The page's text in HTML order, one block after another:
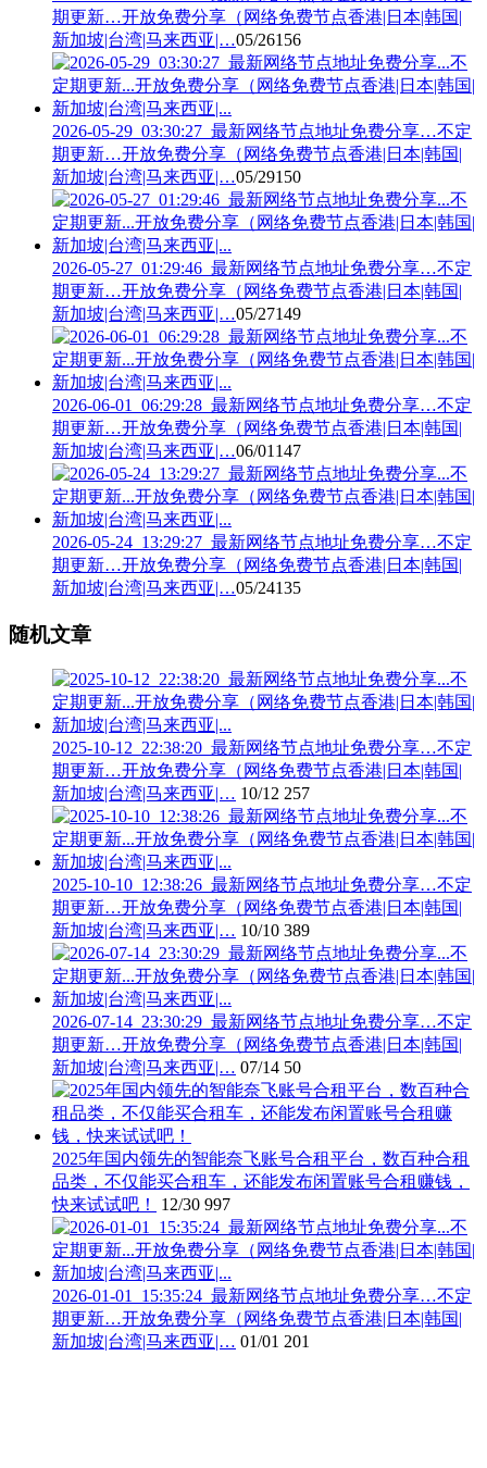
期更新…开放免费分享（网络免费节点香港|日本|韩国|
新加坡|台湾|马来西亚|…05/26156
2026-05-29_03:30:27_最新网络节点地址免费分享…不定
期更新…开放免费分享（网络免费节点香港|日本|韩国|
新加坡|台湾|马来西亚|…05/29150
2026-05-27_01:29:46_最新网络节点地址免费分享…不定
期更新…开放免费分享（网络免费节点香港|日本|韩国|
新加坡|台湾|马来西亚|…05/27149
2026-06-01_06:29:28_最新网络节点地址免费分享…不定
期更新…开放免费分享（网络免费节点香港|日本|韩国|
新加坡|台湾|马来西亚|…06/01 147
2026-05-24_13:29:27_最新网络节点地址免费分享…不定
期更新…开放免费分享（网络免费节点香港|日本|韩国|
新加坡|台湾|马来西亚|…05/24135
随机文章
2025-10-12_22:38:20_最新网络节点地址免费分享…不定
期更新…开放免费分享（网络免费节点香港|日本|韩国|
新加坡|台湾|马来西亚|… 10/12 257
2025-10-10_12:38:26_最新网络节点地址免费分享…不定
期更新…开放免费分享（网络免费节点香港|日本|韩国|
新加坡|台湾|马来西亚|… 10/10 389
2026-07-14_23:30:29_最新网络节点地址免费分享…不定
期更新…开放免费分享（网络免费节点香港|日本|韩国|
新加坡|台湾|马来西亚|… 07/14 50
2025年国内领先的智能奈飞账号合租平台，数百种合租
品类，不仅能买合租车，还能发布闲置账号合租赚钱，
快来试试吧！
12/30 997
2026-01-01_15:35:24_最新网络节点地址免费分享…不定
期更新…开放免费分享（网络免费节点香港|日本|韩国|
新加坡|台湾|马来西亚|… 01/01 201